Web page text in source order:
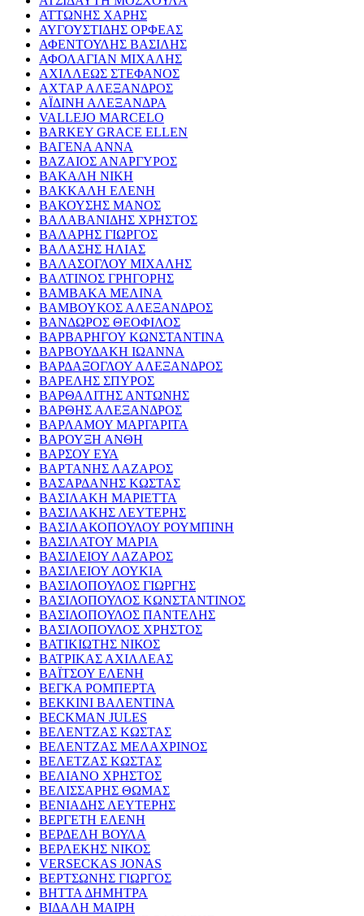
ΑΤΤΩΝΗΣ ΧΑΡΗΣ
ΑΥΓΟΥΣΤΙΔΗΣ ΟΡΦΕΑΣ
ΑΦΕΝΤΟΥΛΗΣ ΒΑΣΙΛΗΣ
ΑΦΟΛΑΓΙΑΝ ΜΙΧΑΛΗΣ
ΑΧΙΛΛΕΩΣ ΣΤΕΦΑΝΟΣ
ΑΧΤΑΡ ΑΛΕΞΑΝΔΡΟΣ
ΑΪΔΙΝΗ ΑΛΕΞΑΝΔΡΑ
VALLEJO MARCELO
BARKEY GRACE ELLEN
ΒΑΓΕΝΑ ΑΝΝΑ
ΒΑΖΑΙΟΣ ΑΝΑΡΓΥΡΟΣ
ΒΑΚΑΛΗ ΝΙΚΗ
ΒΑΚΚΑΛΗ ΕΛΕΝΗ
ΒΑΚΟΥΣΗΣ ΜΑΝΟΣ
ΒΑΛΑΒΑΝΙΔΗΣ ΧΡΗΣΤΟΣ
ΒΑΛΑΡΗΣ ΓΙΩΡΓΟΣ
ΒΑΛΑΣΗΣ ΗΛΙΑΣ
ΒΑΛΑΣΟΓΛΟΥ ΜΙΧΑΛΗΣ
ΒΑΛΤΙΝΟΣ ΓΡΗΓΟΡΗΣ
ΒΑΜΒΑΚΑ ΜΕΛΙΝΑ
ΒΑΜΒΟΥΚΟΣ ΑΛΕΞΑΝΔΡΟΣ
ΒΑΝΔΩΡΟΣ ΘΕΟΦΙΛΟΣ
ΒΑΡΒΑΡΗΓΟΥ ΚΩΝΣΤΑΝΤΙΝΑ
ΒΑΡΒΟΥΔΑΚΗ ΙΩΑΝΝΑ
ΒΑΡΔΑΞΟΓΛΟΥ ΑΛΕΞΑΝΔΡΟΣ
ΒΑΡΕΛΗΣ ΣΠΥΡΟΣ
ΒΑΡΘΑΛΙΤΗΣ ΑΝΤΩΝΗΣ
ΒΑΡΘΗΣ ΑΛΕΞΑΝΔΡΟΣ
ΒΑΡΛΑΜΟΥ ΜΑΡΓΑΡΙΤΑ
ΒΑΡΟΥΞΗ ΑΝΘΗ
ΒΑΡΣΟΥ ΕΥΑ
ΒΑΡΤΑΝΗΣ ΛΑΖΑΡΟΣ
ΒΑΣΑΡΔΑΝΗΣ ΚΩΣΤΑΣ
ΒΑΣΙΛΑΚΗ ΜΑΡΙΕΤΤΑ
ΒΑΣΙΛΑΚΗΣ ΛΕΥΤΕΡΗΣ
ΒΑΣΙΛΑΚΟΠΟΥΛΟΥ ΡΟΥΜΠΙΝΗ
ΒΑΣΙΛΑΤΟΥ ΜΑΡΙΑ
ΒΑΣΙΛΕΙΟΥ ΛΑΖΑΡΟΣ
ΒΑΣΙΛΕΙΟΥ ΛΟΥΚΙΑ
ΒΑΣΙΛΟΠΟΥΛΟΣ ΓΙΩΡΓΗΣ
ΒΑΣΙΛΟΠΟΥΛΟΣ ΚΩΝΣΤΑΝΤΙΝΟΣ
ΒΑΣΙΛΟΠΟΥΛΟΣ ΠΑΝΤΕΛΗΣ
ΒΑΣΙΛΟΠΟΥΛΟΣ ΧΡΗΣΤΟΣ
ΒΑΤΙΚΙΩΤΗΣ ΝΙΚΟΣ
ΒΑΤΡΙΚΑΣ ΑΧΙΛΛΕΑΣ
ΒΑΪΤΣΟΥ ΕΛΕΝΗ
ΒΕΓΚΑ ΡΟΜΠΕΡΤΑ
ΒΕΚΚΙΝΙ ΒΑΛΕΝΤΙΝΑ
BECKMAN JULES
ΒΕΛΕΝΤΖΑΣ ΚΩΣΤΑΣ
ΒΕΛΕΝΤΖΑΣ ΜΕΛΑΧΡΙΝΟΣ
ΒΕΛΕΤΖΑΣ ΚΩΣΤΑΣ
ΒΕΛΙΑΝΟ ΧΡΗΣΤΟΣ
ΒΕΛΙΣΣΑΡΗΣ ΘΩΜΑΣ
ΒΕΝΙΑΔΗΣ ΛΕΥΤΕΡΗΣ
ΒΕΡΓΕΤΗ ΕΛΕΝΗ
ΒΕΡΔΕΛΗ ΒΟΥΛΑ
ΒΕΡΛΕΚΗΣ ΝΙΚΟΣ
VERSECKAS JONAS
ΒΕΡΤΣΩΝΗΣ ΓΙΩΡΓΟΣ
ΒΗΤΤΑ ΔΗΜΗΤΡΑ
ΒΙΔΑΛΗ ΜΑΙΡΗ